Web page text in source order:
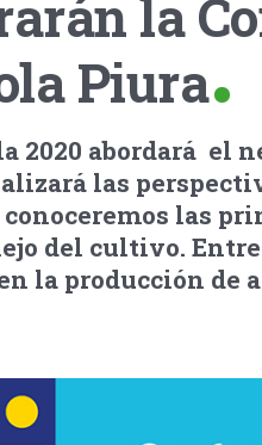
la
Piura
2020 abordará el
las
las
del cultivo.
la producción de